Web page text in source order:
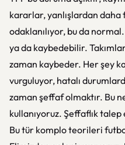
kararlar, yanlışlardan daha
odaklanılıyor, bu da
ya da kaybedebilir.
zaman kaybeder. Her şey
vurguluyor, hatalı
zaman şeffaf olmaktır. Bu
kullanıyoruz. Şeffaflık
Bu tür komplo teorileri